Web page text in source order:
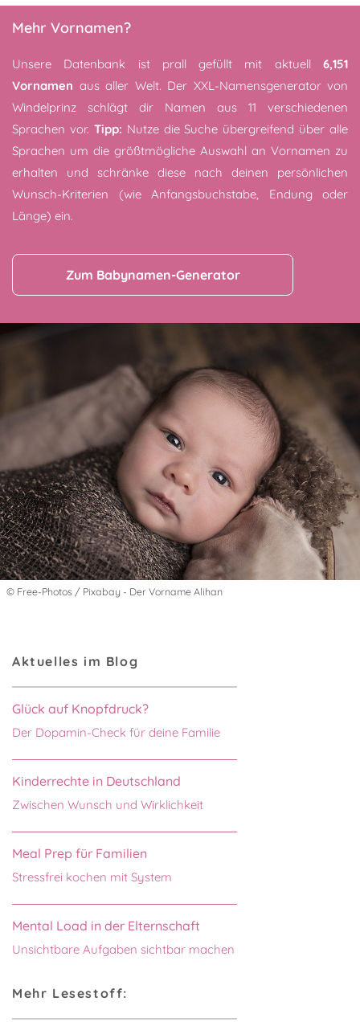
Mehr Vornamen?
Unsere Datenbank ist prall gefüllt mit aktuell 6,151
Vornamen aus aller Welt. Der XXL-Namensgenerator von
Windelprinz schlägt dir Namen aus 11 verschiedenen
Sprachen vor. Tipp: Nutze die Suche übergreifend über alle
Sprachen um die größtmögliche Auswahl an Vornamen zu
erhalten und schränke diese nach deinen persönlichen
Wunsch-Kriterien (wie Anfangsbuchstabe, Endung oder
Länge) ein.
Zum Babynamen-Generator
© Free-Photos / Pixabay - Der Vorname Alihan
Aktuelles im Blog
Glück auf Knopfdruck?
Der Dopamin-Check für deine Familie
Kinderrechte in Deutschland
Zwischen Wunsch und Wirklichkeit
Meal Prep für Familien
Stressfrei kochen mit System
Mental Load in der Elternschaft
Unsichtbare Aufgaben sichtbar machen
Mehr Lesestoff: